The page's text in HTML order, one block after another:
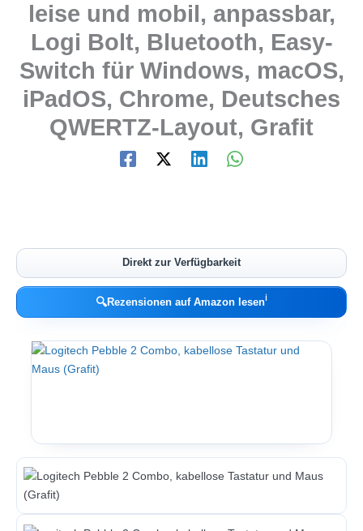
leise und mobil, anpassbar,
Logi Bolt, Bluetooth, Easy-
Switch für Windows, macOS,
iPadOS, Chrome, Deutsches
QWERTZ-Layout, Grafit
Direkt zur Verfügbarkeit
🔍Rezensionen auf Amazon lesenℹ︎